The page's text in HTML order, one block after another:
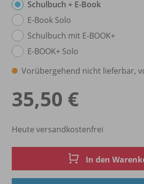
Schulbuch + E-Book
E-Book Solo
Schulbuch mit E-BOOK+
E-BOOK+ Solo
Vorübergehend nicht lieferbar,
35,50 €
Heute versandkostenfrei
In den